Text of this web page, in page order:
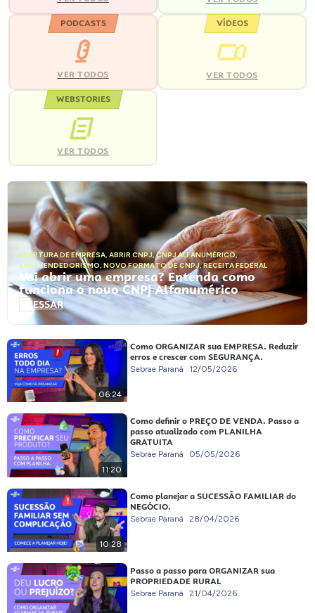
PODCASTS
VER TODOS
VÍDEOS
VER TODOS
WEBSTORIES
VER TODOS
ABERTURA DE EMPRESA, ABRIR CNPJ,CNPJ ALFANUMÉRICO,
EMPREENDEDORISMO, NOVO FORMATO DE CNPJ,RECEITA FEDERAL
Vai abrir uma empresa? Entenda como
funciona o novo CNPJ Alfanumérico
ACESSAR
06:24
Como ORGANIZAR sua EMPRESA. Reduzir
erros e crescer com SEGURANÇA.
Sebrae Paraná 12/05/2026
11:20
Como definir o PREÇO DE VENDA. Passo a
passo atualizado com PLANILHA
GRATUITA
Sebrae Paraná 05/05/2026
10:28
Como planejar a SUCESSÃO FAMILIAR do
NEGÓCIO.
Sebrae Paraná 28/04/2026
Passo a passo para ORGANIZAR sua
PROPRIEDADE RURAL
Sebrae Paraná 21/04/2026